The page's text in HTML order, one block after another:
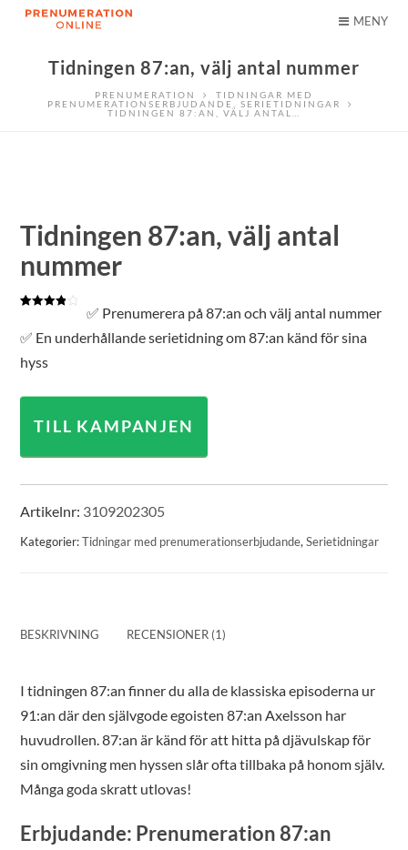
MENY
Tidningen 87:an, välj antal nummer
PRENUMERATION
TIDNINGAR MED
PRENUMERATIONSERBJUDANDE
SERIETIDNINGAR
TIDNINGEN 87:AN, VÄLJ ANTAL…
Tidningen 87:an, välj antal
nummer
baserat
kundrecension
✅ Prenumerera på 87:an och välj antal nummer
✅ En underhållande serietidning om 87:an känd för sina
hyss
TILL KAMPANJEN
Artikelnr: 3109202305
Kategorier:Tidningar med prenumerationserbjudande,Serietidningar
BESKRIVNING RECENSIONER (1)
I tidningen 87:an finner du alla de klassiska episoderna ur
91:an där den självgode egoisten 87:an Axelsson har
huvudrollen. 87:an är känd för att hitta på djävulskap för
sin omgivning men hyssen slår ofta tillbaka på honom själv.
Många goda skratt utlovas!
Erbjudande: Prenumeration 87:an